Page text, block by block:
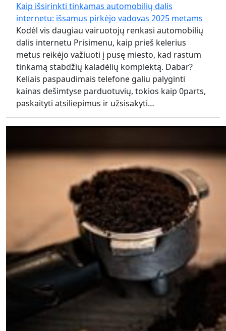
Kaip išsirinkti tinkamas automobilių dalis
internetu: išsamus pirkėjo vadovas 2025 metams
Kodėl vis daugiau vairuotojų renkasi automobilių
dalis internetu Prisimenu, kaip prieš kelerius
metus reikėjo važiuoti į pusę miesto, kad rastum
tinkamą stabdžių kaladėlių komplektą. Dabar?
Keliais paspaudimais telefone galiu palyginti
kainas dešimtyse parduotuvių, tokios kaip 0parts,
paskaityti atsiliepimus ir užsisakyti…